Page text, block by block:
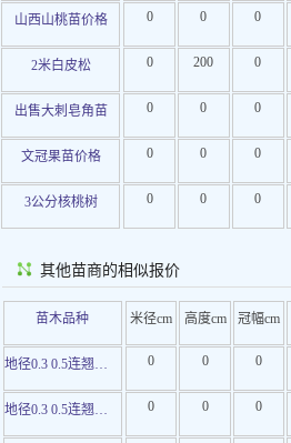
山西山桃苗价格
0 0 0
2米白皮松
0 200 0
出售大刺皂角苗
0 0 0
文冠果苗价格
0 0 0
3公分核桃树
0 0 0
其他苗商的相似报价
苗木品种 米径cm 高度cm 冠幅cm
地径0.3 0.5连翘苗价格 0 0 0
地径0.3 0.5连翘苗价格
0 0 0